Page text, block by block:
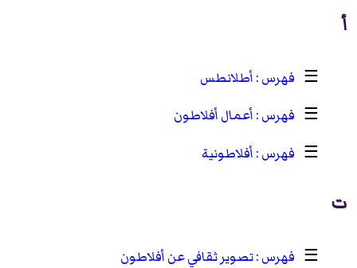
أ
☰
أطلانطس
☰
أعمال أفلاطون
☰
أفلاطونية
ت
☰ تصوير ثقافي عن أفلاطون